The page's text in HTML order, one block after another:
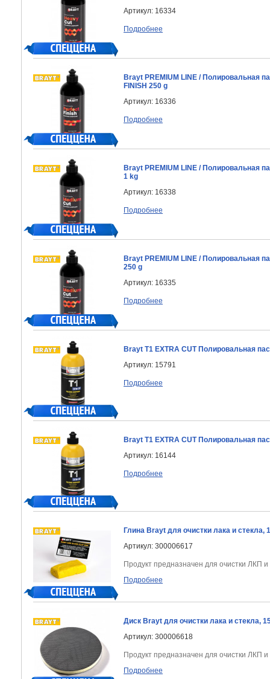
Артикул: 16334
Подробнее
Brayt PREMIUM LINE / Полировальная
FINISH 250 g
Артикул: 16336
Подробнее
Brayt PREMIUM LINE / Полировальная
1 kg
Артикул: 16338
Подробнее
Brayt PREMIUM LINE / Полировальная
250 g
Артикул: 16335
Подробнее
Brayt T1 EXTRA CUT Полировальная
Артикул: 15791
Подробнее
Brayt T1 EXTRA CUT Полировальная
Артикул: 16144
Подробнее
Глина Brayt для очистки лака и стекла,
Артикул: 300006617
Продукт предназначен для очистки ЛКП и
Подробнее
Диск Brayt для очистки лака и стекла,
Артикул: 300006618
Продукт предназначен для очистки ЛКП и
Подробнее